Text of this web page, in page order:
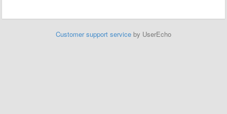
Customer support service by UserEcho